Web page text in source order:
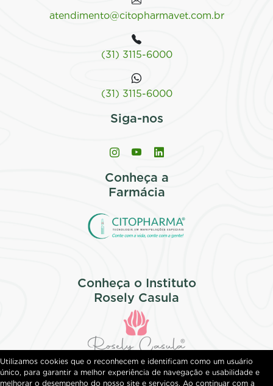
atendimento@citopharmavet.com.br
(31) 3115-6000
(31) 3115-6000
Siga-nos
Conheça a
Farmácia
Conheça o Instituto
Rosely Casula
Utilizamos cookies que o reconhecem e identificam como um usuário
único, para garantir a melhor experiência de navegação e usabilidade e
melhorar o desempenho do nosso site e serviços. Ao continuar com a